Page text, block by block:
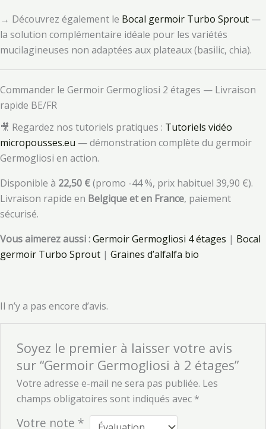
→ Découvrez également le Bocal germoir Turbo Sprout —
la solution complémentaire idéale pour les variétés
mucilagineuses non adaptées aux plateaux (basilic, chia).
Commander le Germoir Germogliosi 2 étages — Livraison
rapide BE/FR
🎥 Regardez nos tutoriels pratiques : Tutoriels vidéo
micropousses.eu — démonstration complète du germoir
Germogliosi en action.
Disponible à 22,50 €(promo -44 %, prix habituel 39,90 €).
Livraison rapide en Belgique et en France, paiement
sécurisé.
Vous aimerez aussi :Germoir Germogliosi 4 étages | Bocal
germoir Turbo Sprout | Graines d’alfalfa bio
Il n’y a pas encore d’avis.
Soyez le premier à laisser votre avis
sur “Germoir Germogliosi à 2 étages”
Votre adresse e-mail ne sera pas publiée. Les
champs obligatoires sont indiqués avec *
Votre note *